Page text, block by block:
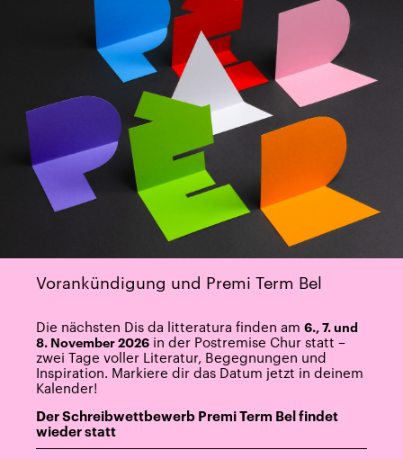
Vorankündigung und Premi Term Bel
Die nächsten Dis da litteratura finden am 6.,7. und
8. November 2026 in der Postremise Chur statt –
zwei Tage voller Literatur, Begegnungen und
Inspiration. Markiere dir das Datum jetzt in deinem
Kalender!
Der Schreibwettbewerb Premi Term Bel findet
wieder statt